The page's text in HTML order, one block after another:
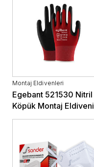
Montaj Eldivenleri
Egebant 521530 Nitril
Köpük Montaj Eldiveni